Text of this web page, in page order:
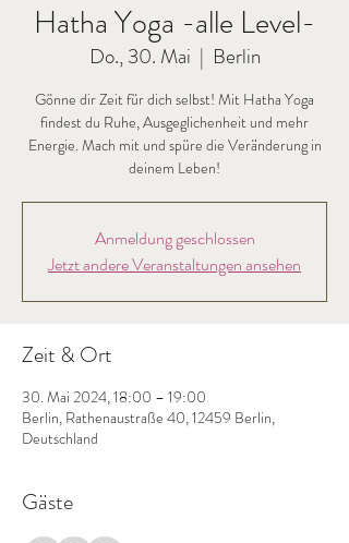
Hatha Yoga -alle Level-
Do., 30. Mai
  |
Berlin
Gönne dir Zeit für dich selbst! Mit Hatha Yoga
findest du Ruhe, Ausgeglichenheit und mehr
Energie. Mach mit und spüre die Veränderung in
deinem Leben!
Anmeldung geschlossen
Jetzt andere Veranstaltungen ansehen
Zeit & Ort
30. Mai 2024, 18:00 – 19:00
Berlin, Rathenaustraße 40, 12459 Berlin,
Deutschland
Gäste